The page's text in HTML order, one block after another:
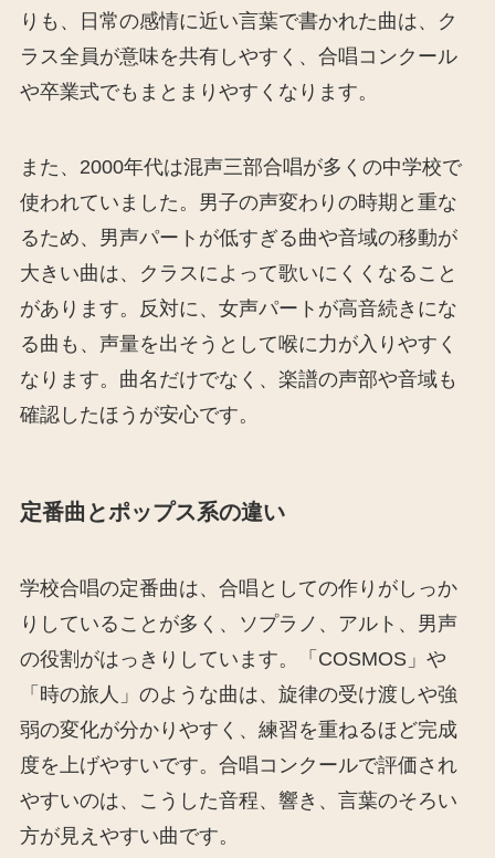
りも、日常の感情に近い言葉で書かれた曲は、ク
ラス全員が意味を共有しやすく、合唱コンクール
や卒業式でもまとまりやすくなります。
また、2000年代は混声三部合唱が多くの中学校で
使われていました。男子の声変わりの時期と重な
るため、男声パートが低すぎる曲や音域の移動が
大きい曲は、クラスによって歌いにくくなること
があります。反対に、女声パートが高音続きにな
る曲も、声量を出そうとして喉に力が入りやすく
なります。曲名だけでなく、楽譜の声部や音域も
確認したほうが安心です。
定番曲とポップス系の違い
学校合唱の定番曲は、合唱としての作りがしっか
りしていることが多く、ソプラノ、アルト、男声
の役割がはっきりしています。「COSMOS」や
「時の旅人」のような曲は、旋律の受け渡しや強
弱の変化が分かりやすく、練習を重ねるほど完成
度を上げやすいです。合唱コンクールで評価され
やすいのは、こうした音程、響き、言葉のそろい
方が見えやすい曲です。